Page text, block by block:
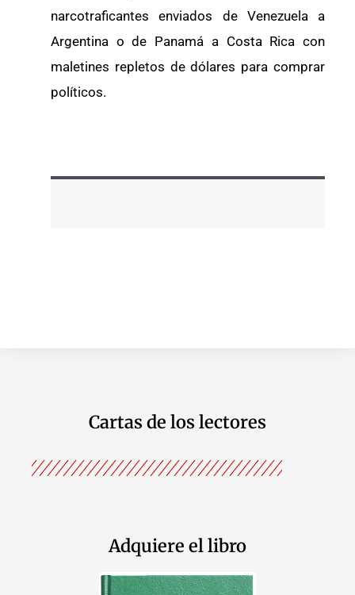
narcotraficantes enviados de Venezuela a
Argentina o de Panamá a Costa Rica con
maletines repletos de dólares para comprar
políticos.
Cartas de los lectores
Adquiere el libro